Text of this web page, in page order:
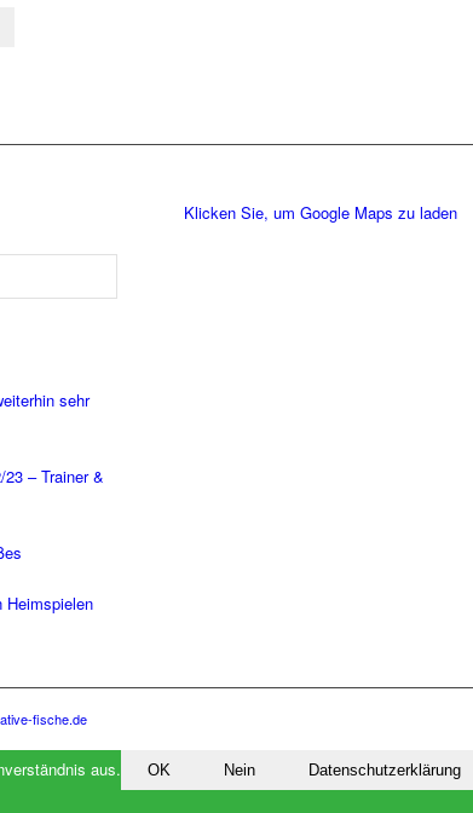
sehr
– Trainer &
Heimspielen
Klicken Sie, um Google Maps zu laden
fische.de
aus. OK Nein Datenschutzerklärung